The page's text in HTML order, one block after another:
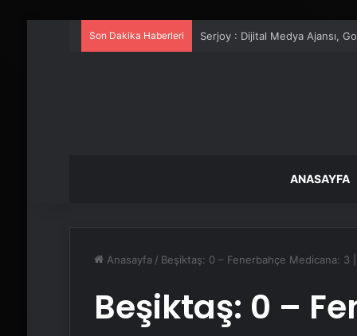
Son Dakika Haberleri UETDS Nedir ? Uetds.com İle
ANASAYFA
Anasayfa / Beşiktaş: 0 – Fenerbahçe Medicana: 3
Beşiktaş: 0 –